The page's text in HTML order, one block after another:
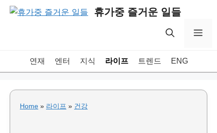
Skip
휴가중 즐거운 일들
연재 엔터 지식 라이프 트렌드 ENG
Home » 라이프 » 건강